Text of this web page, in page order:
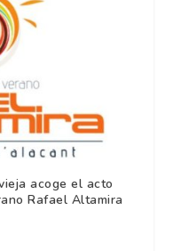
acoge el acto
Rafael Altamira